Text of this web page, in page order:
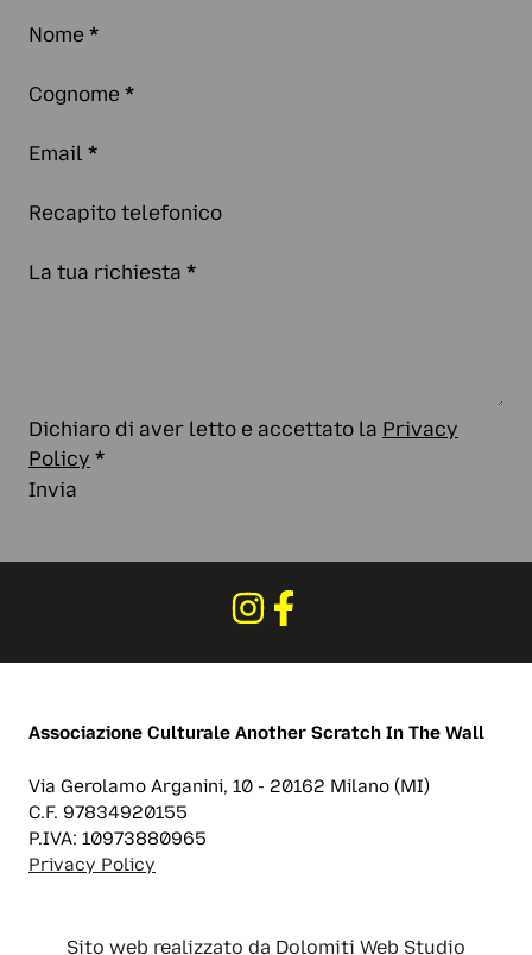
Nome *
Cognome *
Email *
Recapito telefonico
La tua richiesta *
Dichiaro di aver letto e accettato la Privacy
Policy *
Invia
Associazione Culturale Another Scratch In The Wall
Via Gerolamo Arganini, 10 - 20162 Milano (MI)
C.F. 97834920155
P.IVA: 10973880965
Privacy Policy
Sito web realizzato da Dolomiti Web Studio